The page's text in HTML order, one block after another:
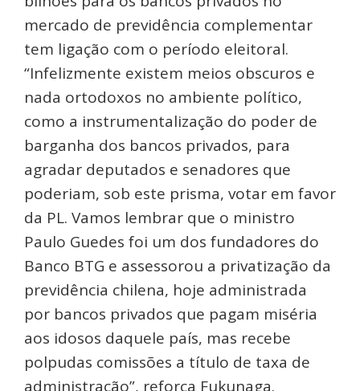
mercado de previdência complementar
tem ligação com o período eleitoral.
“Infelizmente existem meios obscuros e
nada ortodoxos no ambiente político,
como a instrumentalização do poder de
barganha dos bancos privados, para
agradar deputados e senadores que
poderiam, sob este prisma, votar em favor
da PL. Vamos lembrar que o ministro
Paulo Guedes foi um dos fundadores do
Banco BTG e assessorou a privatização da
previdência chilena, hoje administrada
por bancos privados que pagam miséria
aos idosos daquele país, mas recebe
polpudas comissões a título de taxa de
administração”, reforça Fukunaga.